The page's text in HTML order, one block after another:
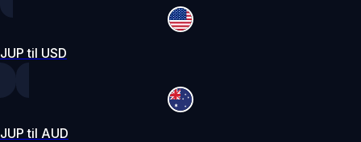
JUP til USD
JUP til AUD